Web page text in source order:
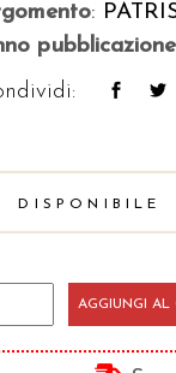
:
DISPONIBILE
AGGIUNGI AL